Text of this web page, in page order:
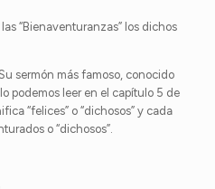
“Bienaventuranzas” los dichos
sermón más famoso, conocido
podemos leer en el capítulo 5 de
“felices” o “dichosos” y cada
o “dichosos”.